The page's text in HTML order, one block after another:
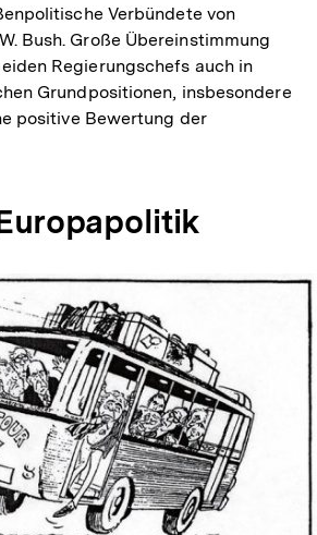
Verbündete von
Bush. Große Übereinstimmung
Regierungschefs auch in
Grundpositionen, insbesondere
positive Bewertung der
In
Lightbox
öffnen